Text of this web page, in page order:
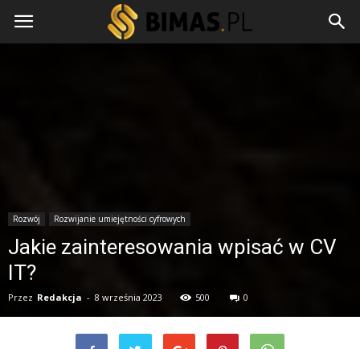
Rozwój Rozwijanie umiejętności cyfrowych
Jakie zainteresowania wpisać w CV
IT?
Przez Redakcja - 8 września 2023 500 0